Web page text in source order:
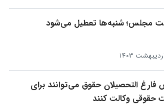
مجلس؛ شنبه‌ها تعطیل می‌شود
التحصیلان حقوق می‌توانند برای
حقوقی وکالت کنند